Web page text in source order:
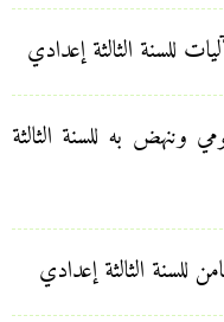
للسنة الثالثة إعدادي
به للسنة الثالثة
الثالثة إعدادي